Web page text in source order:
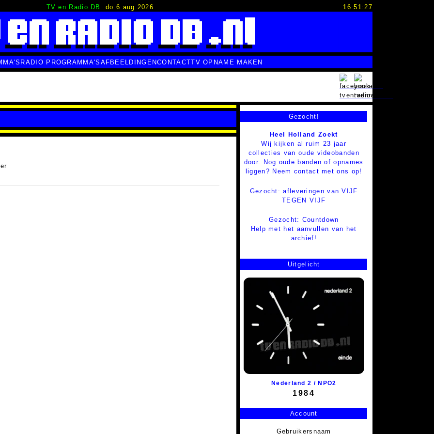
TV en Radio DB do 6 aug 2026 16:51:28
RADIO PROGRAMMA'S AFBEELDINGENCONTACTTV OPNAME MAKEN
Gezocht!
Heel Holland Zoekt
Wij kijken al ruim 23 jaar
collecties van oude videobanden
door. Nog oude banden of opnames
liggen? Neem contact met ons op!
Gezocht: afleveringen van VIJF
TEGEN VIJF
Gezocht: Countdown
Help met het aanvullen van het
archief!
Uitgelicht
Nederland 2 / NPO2
1984
Account
Gebruikersnaam